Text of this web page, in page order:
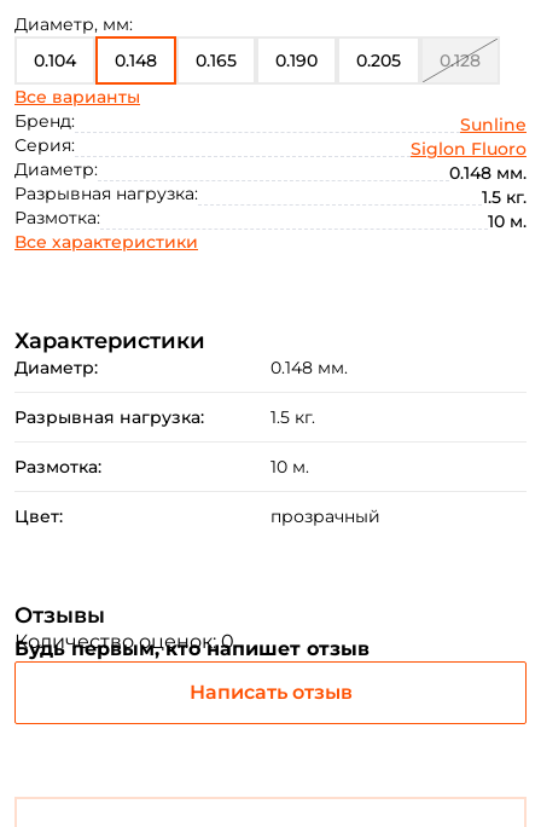
Диаметр, мм:
0.104
0.148 0.165 0.190 0.205 0.128
0.235 0.285
Все варианты
Бренд:
Sunline
Серия:
Siglon Fluoro
Диаметр:
0.148 мм.
Разрывная нагрузка:
1.5 кг.
Размотка:
10 м.
Все характеристики
Характеристики
Диаметр: 0.148 мм.
Разрывная нагрузка: 1.5 кг.
Размотка: 10 м.
Цвет: прозрачный
Отзывы
Количество оценок: 0
Будь первым, кто напишет отзыв
Написать отзыв
Создать аккаунт
Email: *